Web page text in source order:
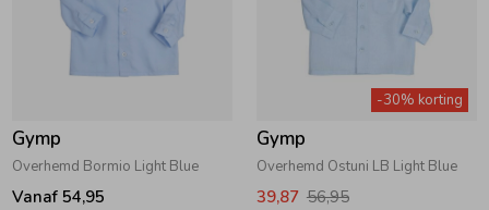
Gymp
Overhemd Bormio Light Blue
Vanaf 54,95
-30% korting
Gymp
Overhemd Ostuni LB Light Blue
39,87 56,95